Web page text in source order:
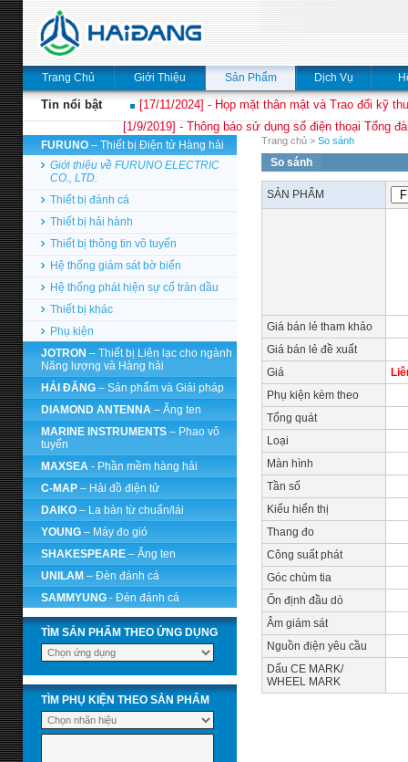
Trang Chủ Giới Thiệu Sản Phẩm Dịch Vụ
Tin nổi bật
[17/11/2024] - Họp mặt thân mật và Trao đổi kỹ
[1/9/2019] - Thông báo sử dụng số điện thoại Tổng
FURUNO – Thiết bị Điện tử Hàng hải
Giới thiệu về FURUNO ELECTRIC
CO., LTD.
Thiết bị đánh cá
Thiết bị hải hành
Thiết bị thông tin vô tuyến
Hệ thống giám sát bờ biển
Hệ thống phát hiện sự cố tràn dầu
Thiết bị khác
Phụ kiện
JOTRON – Thiết bị Liên lạc cho ngành
Năng lượng và Hàng hải
HẢI ĐĂNG – Sản phẩm và Giải pháp
DIAMOND ANTENNA – Ăng ten
MARINE INSTRUMENTS – Phao vô
tuyến
MAXSEA - Phần mềm hàng hải
C-MAP – Hải đồ điện tử
DAIKO – La bàn từ chuẩn/lái
YOUNG – Máy đo gió
SHAKESPEARE – Ăng ten
UNILAM – Đèn đánh cá
SAMMYUNG - Đèn đánh cá
TÌM SẢN PHẨM THEO ỨNG DỤNG
TÌM PHỤ KIỆN THEO SẢN PHẨM
Trang chủ > So sánh
So sánh
SẢN PHẨM
Giá bán lẻ tham khảo
Giá bán lẻ đề xuất
Giá
Phụ kiện kèm theo
Tổng quát
Loại
Màn hình
Tần số
Kiểu hiển thị
Thang đo
Công suất phát
Góc chùm tia
Ổn định đầu dò
Âm giám sát
Nguồn điện yêu cầu
Dấu CE MARK/
WHEEL MARK